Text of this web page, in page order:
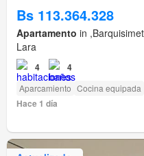
Bs 113.364.328
Apartamento in
Lara
4 4
Aparcamiento Cocina equipada
Hace 1 día